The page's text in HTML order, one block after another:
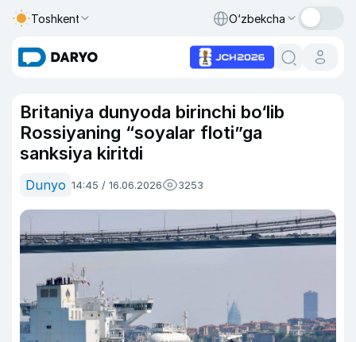
Toshkent O‘zbekcha
Britaniya dunyoda birinchi bo‘lib
Rossiyaning “soyalar floti”ga
sanksiya kiritdi
Dunyo 14:45 / 16.06.2026 3253